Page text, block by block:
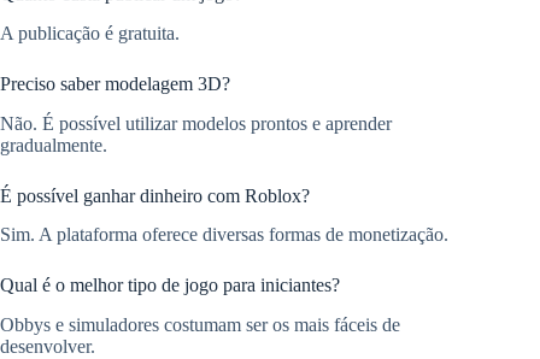
A publicação é gratuita.
Preciso saber modelagem 3D?
Não. É possível utilizar modelos prontos e aprender
gradualmente.
É possível ganhar dinheiro com Roblox?
Sim. A plataforma oferece diversas formas de monetização.
Qual é o melhor tipo de jogo para iniciantes?
Obbys e simuladores costumam ser os mais fáceis de
desenvolver.